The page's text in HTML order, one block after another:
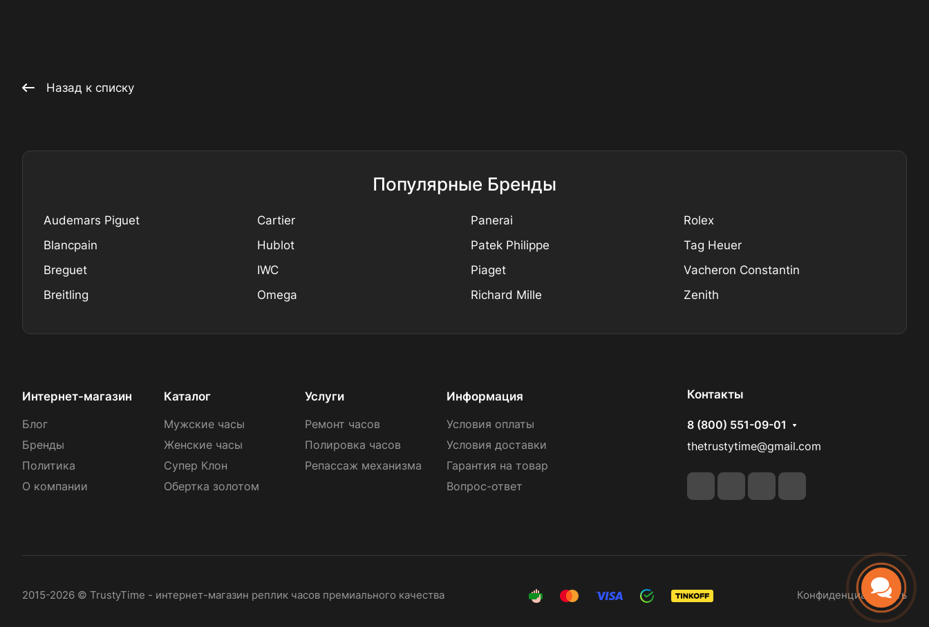
Назад к списку
Популярные Бренды
Audemars Piguet
Blancpain
Breguet
Breitling
Cartier
Hublot
IWC
Omega
Panerai
Patek Philippe
Piaget
Richard Mille
Rolex
Tag Heuer
Vacheron Constantin
Zenith
Интернет-магазин
Блог
Бренды
Политика
О компании
Каталог
Мужские часы
Женские часы
Супер Клон
Обертка золотом
Услуги
Ремонт часов
Полировка часов
Репассаж механизма
Информация
Условия оплаты
Условия доставки
Гарантия на товар
Вопрос-ответ
Контакты
8 (800) 551-09-01
thetrustytime@gmail.com
2015-2026 © TrustyTime - интернет-магазин реплик часов премиального качества Конфиденциальность